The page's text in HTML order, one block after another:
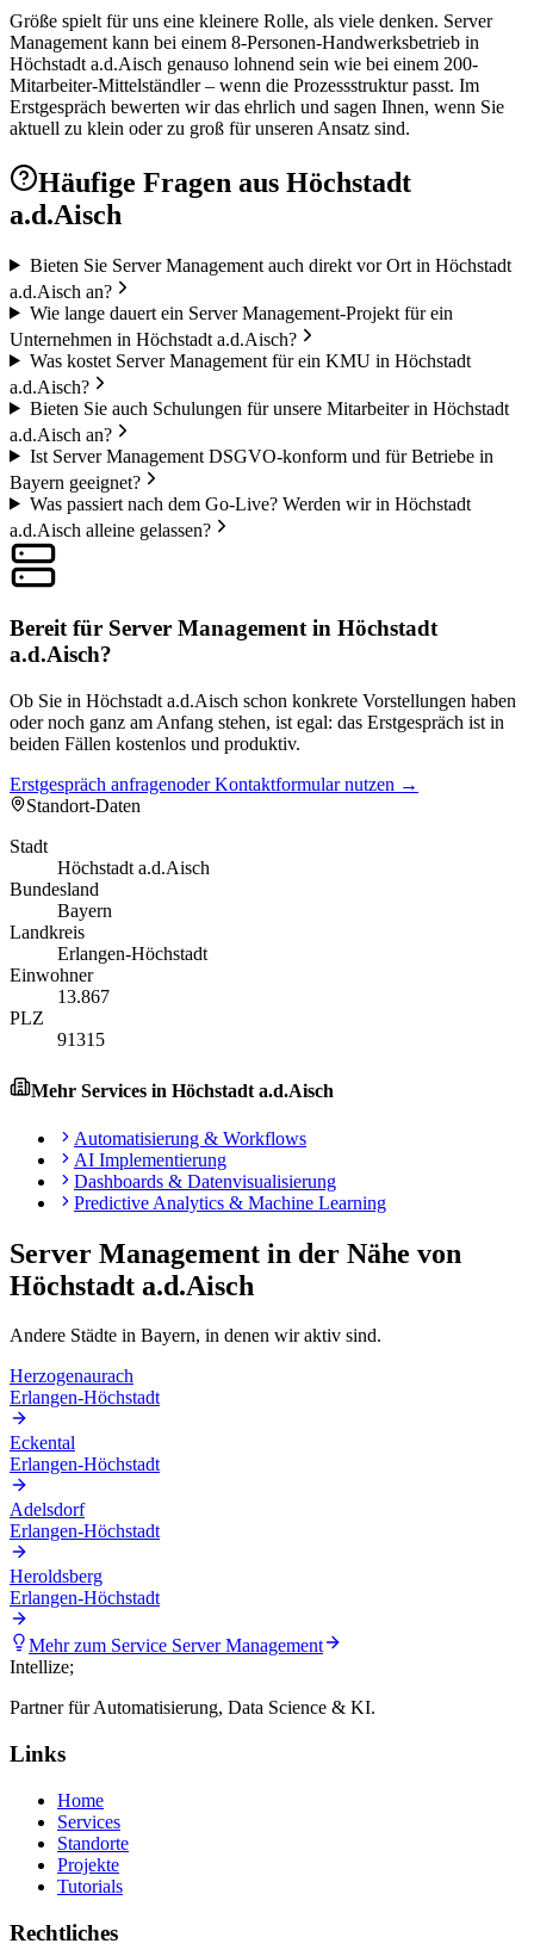
Größe spielt für uns eine kleinere Rolle, als viele denken. Server
Management kann bei einem 8-Personen-Handwerksbetrieb in
Höchstadt a.d.Aisch genauso lohnend sein wie bei einem 200-
Mitarbeiter-Mittelständler – wenn die Prozessstruktur passt. Im
Erstgespräch bewerten wir das ehrlich und sagen Ihnen, wenn Sie
aktuell zu klein oder zu groß für unseren Ansatz sind.
Häufige Fragen aus Höchstadt
a.d.Aisch
Bieten Sie Server Management auch direkt vor Ort in Höchstadt
a.d.Aisch an?
Wie lange dauert ein Server Management-Projekt für ein
Unternehmen in Höchstadt a.d.Aisch?
Was kostet Server Management für ein KMU in Höchstadt
a.d.Aisch?
Bieten Sie auch Schulungen für unsere Mitarbeiter in Höchstadt
a.d.Aisch an?
Ist Server Management DSGVO-konform und für Betriebe in
Bayern geeignet?
Was passiert nach dem Go-Live? Werden wir in Höchstadt
a.d.Aisch alleine gelassen?
Bereit für Server Management in Höchstadt
a.d.Aisch?
Ob Sie in Höchstadt a.d.Aisch schon konkrete Vorstellungen haben
oder noch ganz am Anfang stehen, ist egal: das Erstgespräch ist in
beiden Fällen kostenlos und produktiv.
Erstgespräch anfragenoder Kontaktformular nutzen →
Standort-Daten
Stadt
Höchstadt a.d.Aisch
Bundesland
Bayern
Landkreis
Erlangen-Höchstadt
Einwohner
13.867
PLZ
91315
Mehr Services in Höchstadt a.d.Aisch
Automatisierung & Workflows
AI Implementierung
Dashboards & Datenvisualisierung
Predictive Analytics & Machine Learning
Server Management in der Nähe von
Höchstadt a.d.Aisch
Andere Städte in Bayern, in denen wir aktiv sind.
Herzogenaurach
Erlangen-Höchstadt
Eckental
Erlangen-Höchstadt
Adelsdorf
Erlangen-Höchstadt
Heroldsberg
Erlangen-Höchstadt
Mehr zum Service Server Management
Intellize;
Partner für Automatisierung, Data Science & KI.
Links
Home
Services
Standorte
Projekte
Tutorials
Rechtliches